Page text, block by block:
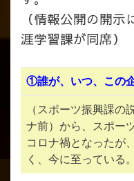
（情報公開の開
涯学習課が同席）
①誰が、いつ、この
（スポーツ振興課の
ナ前）から、スポー
コロナ禍となったが
く、今に至っている。